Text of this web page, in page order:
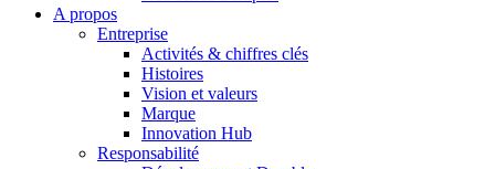
En dialogue avec B. Braun. Contactez-nous.
A propos
Entreprise
Activités & chiffres clés
Histoires
Vision et valeurs
Marque
Innovation Hub
Responsabilité